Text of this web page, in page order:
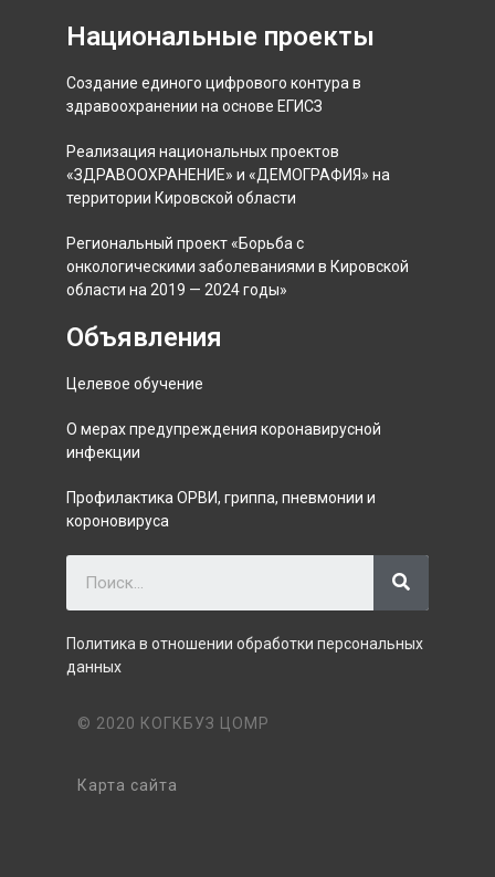
Национальные проекты
Создание единого цифрового контура в
здравоохранении на основе ЕГИСЗ
Реализация национальных проектов
«ЗДРАВООХРАНЕНИЕ» и «ДЕМОГРАФИЯ» на
территории Кировской области
Региональный проект «Борьба с
онкологическими заболеваниями в Кировской
области на 2019 — 2024 годы»
Объявления
Целевое обучение
О мерах предупреждения коронавирусной
инфекции
Профилактика ОРВИ, гриппа, пневмонии и
короновируса
Политика в отношении обработки персональных
данных
© 2020 КОГКБУЗ ЦОМР
Карта сайта